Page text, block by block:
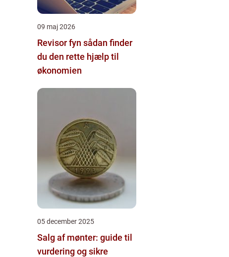
09 maj 2026
Revisor fyn sådan finder
du den rette hjælp til
økonomien
05 december 2025
Salg af mønter: guide til
vurdering og sikre